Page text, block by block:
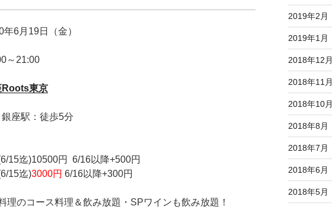
年6月19日（金）
～21:00
Roots東京
銀座駅：徒歩5分
/15迄)10500円 6/16以降+500円
15迄)3000円 6/16以降+300円
理のコース料理＆飲み放題・SPワインも飲み放題！
2019年2月
2019年1月
2018年12月
2018年11月
2018年10月
2018年8月
2018年7月
2018年6月
2018年5月